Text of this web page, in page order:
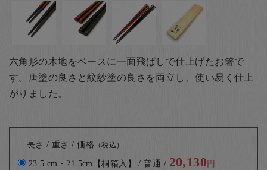
六角形の木地をベースに一面飛ばしで仕上げたお箸で
す。唐塗の良さと紋紗塗の良さを両立し、使い易く仕上
がりました。
長さ / 重さ / 価格 （税込）
23.5 cm・21.5cm【桐箱入】 / 普通 / 20,130円